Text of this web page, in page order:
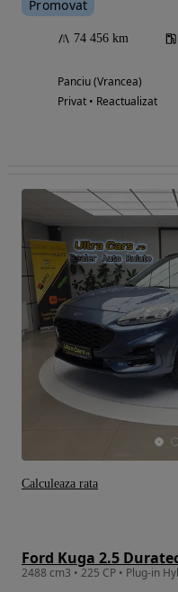
Promovat
74 456 km
Panciu (Vrancea)
Privat • Reactualizat
Ford Kuga 2.5
2488 cm3 • 225 CP • Plug-in
Calculeaza rata